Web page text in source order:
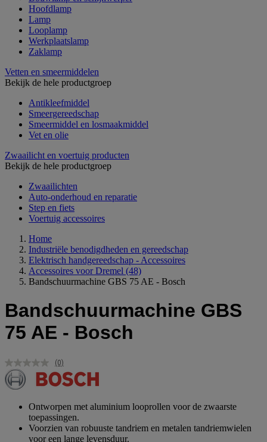
Hoofdlamp
Lamp
Looplamp
Werkplaatslamp
Zaklamp
Vetten en smeermiddelen
Bekijk de hele productgroep
Antikleefmiddel
Smeergereedschap
Smeermiddel en losmaakmiddel
Vet en olie
Zwaailicht en voertuig producten
Bekijk de hele productgroep
Zwaailichten
Auto-onderhoud en reparatie
Step en fiets
Voertuig accessoires
Home
Industriële benodigdheden en gereedschap
Elektrisch handgereedschap - Accessoires
Accessoires voor Dremel (48)
Bandschuurmachine GBS 75 AE - Bosch
Bandschuurmachine GBS
75 AE - Bosch
Geen
scorewaarde.
Dezelfde
(0)
Ontworpen met aluminium looprollen voor de zwaarste
toepassingen.
Voorzien van robuuste tandriem en metalen tandriemwielen
voor een lange levensduur.